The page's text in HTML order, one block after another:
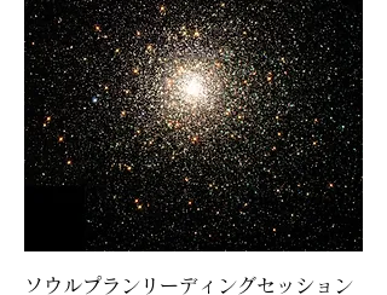
ソウルプランリーディングセッション